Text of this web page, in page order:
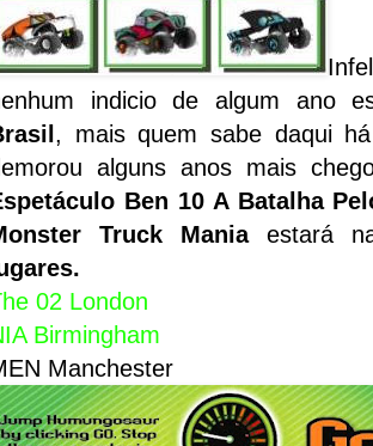
indicio de algum ano
, mais quem sabe daqui
alguns anos mais
Ben 10 A Batalha
Truck Maniaestará
02 London
Birmingham
Manchester